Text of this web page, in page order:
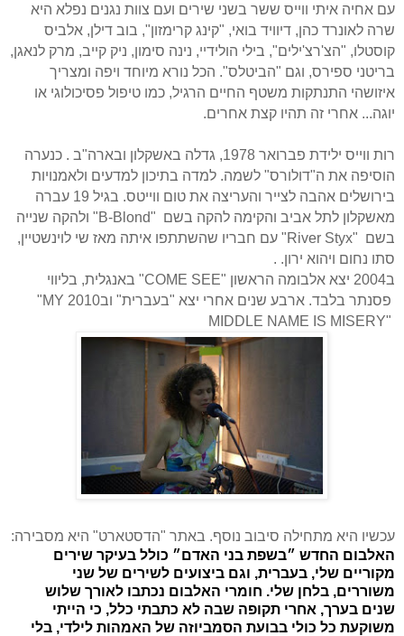
עם אחיה איתי ווייס ששר בשני שירים ועם צוות נגנים נפלא היא
שרה לאונרד כהן, דיוויד בואי, "קינג קרימזון", בוב דילן, אלביס
קוסטלו, "הצ'רצ'ילים", בילי הולידיי, נינה סימון, ניק קייב, מרק לנאגן,
בריטני ספירס, וגם "הביטלס". הכל נורא מיוחד ויפה ומצריך
איזושהי התנתקות משטף החיים הרגיל, כמו טיפול פסיכולוגי או
יוגה... אחרי זה תהיו קצת אחרים.
רות ווייס ילידת פברואר 1978, גדלה באשקלון ובארה"ב . כנערה
הוסיפה את ה"דולורס" לשמה. למדה בתיכון למדעים ולאמנויות
בירושלים
אהבה לצייר והעריצה את טום ווייטס. בגיל 19 עברה
מאשקלון לתל אביב והקימה להקה בשם "B-Blond" ולהקה שנייה
בשם "River Styx" עם חבריו שהשתתפו איתה מאז שי לוינשטיין,
סתו נחום ויהוא ירון. .
ב2004 יצא אלבומה הראשון "
COME SEE" באנגלית, בליווי
פסנתר בלבד. ארבע שנים אחרי יצא "בעברית" וב2010
"MY
MIDDLE NAME IS MISERY"
עכשיו היא מתחילה סיבוב נוסף. באתר "הדסטארט" היא מסבירה:
האלבום החדש ״בשפת בני האדם״ כולל בעיקר שירים
מקוריים שלי, בעברית, וגם ביצועים לשירים של שני
משוררים, בלחן שלי. חומרי האלבום נכתבו לאורך שלוש
שנים בערך, אחרי תקופה שבה לא כתבתי כלל, כי הייתי
משוקעת כל כולי בבועת הסמביוזה של האמהות לילדי, בלי